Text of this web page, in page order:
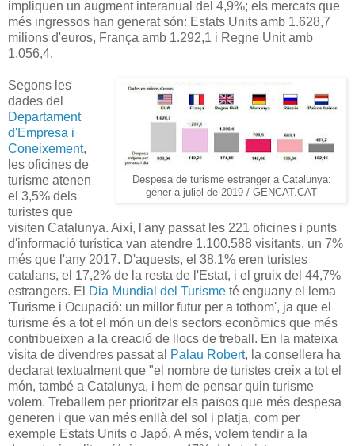
impliquen un augment interanual del 4,9%; els mercats que
més ingressos han generat són: Estats Units amb 1.628,7
milions d'euros, França amb 1.292,1 i Regne Unit amb
1.056,4.
Despesa de turisme estranger a Catalunya:
gener a juliol de 2019 / GENCAT.CAT
Segons les
dades del
Departament
d'Empresa i
Coneixement,
les oficines de
turisme atenen
el 3,5% dels
turistes que
visiten Catalunya. Així, l'any passat les 221 oficines i punts
d'informació turística van atendre 1.100.588 visitants, un 7%
més que l'any 2017. D'aquests, el 38,1% eren turistes
catalans, el 17,2% de la resta de l'Estat, i el gruix del 44,7%
estrangers. El
Dia Mundial del Turisme té enguany el lema
'Turisme i Ocupació: un millor futur per a tothom', ja que el
turisme és a tot el món un dels sectors econòmics que més
contribueixen a la creació de llocs de treball. En la mateixa
visita de divendres passat al
Palau Robert, la consellera ha
declarat textualment que "el nombre de turistes creix a tot el
món, també a Catalunya, i hem de pensar quin turisme
volem. Treballem per prioritzar els països que més despesa
generen i que van més enllà del sol i platja, com per
exemple Estats Units o Japó. A més, volem tendir a la